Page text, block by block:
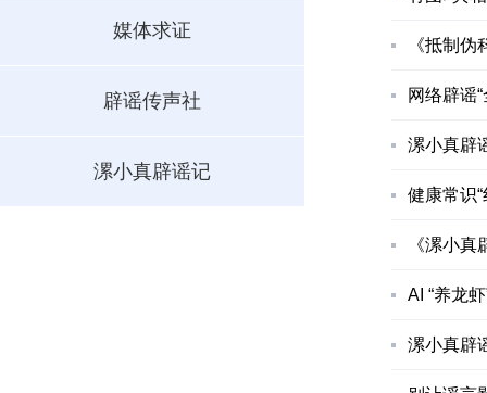
媒体求证
辟谣传声社
漯小真辟谣记
《抵制
网络辟谣
漯小真辟
健康常识
《漯小
AI “养龙
漯小真辟